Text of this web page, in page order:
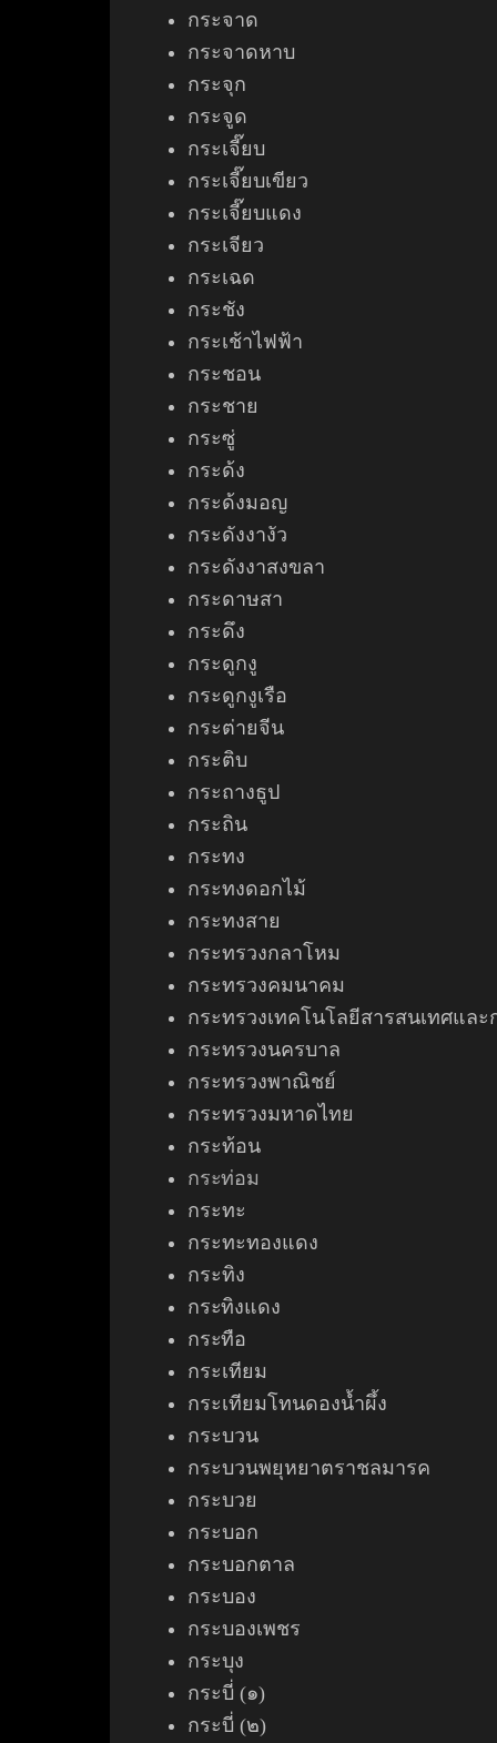
กระจาด
กระจาดหาบ
กระจุก
กระจูด
กระเจี๊ยบ
กระเจี๊ยบเขียว
กระเจี๊ยบแดง
กระเจียว
กระเฉด
กระชัง
กระเช้าไฟฟ้า
กระชอน
กระชาย
กระซู่
กระด้ง
กระด้งมอญ
กระดังงางัว
กระดังงาสงขลา
กระดาษสา
กระดึง
กระดูกงู
กระดูกงูเรือ
กระต่ายจีน
กระติบ
กระถางธูป
กระถิน
กระทง
กระทงดอกไม้
กระทงสาย
กระทรวงกลาโหม
กระทรวงคมนาคม
กระทรวงเทคโนโลยีสารสนเทศและ
กระทรวงนครบาล
กระทรวงพาณิชย์
กระทรวงมหาดไทย
กระท้อน
กระท่อม
กระทะ
กระทะทองแดง
กระทิง
กระทิงแดง
กระทือ
กระเทียม
กระเทียมโทนดองน้ำผึ้ง
กระบวน
กระบวนพยุหยาตราชลมารค
กระบวย
กระบอก
กระบอกตาล
กระบอง
กระบองเพชร
กระบุง
กระบี่ (๑)
กระบี่ (๒)